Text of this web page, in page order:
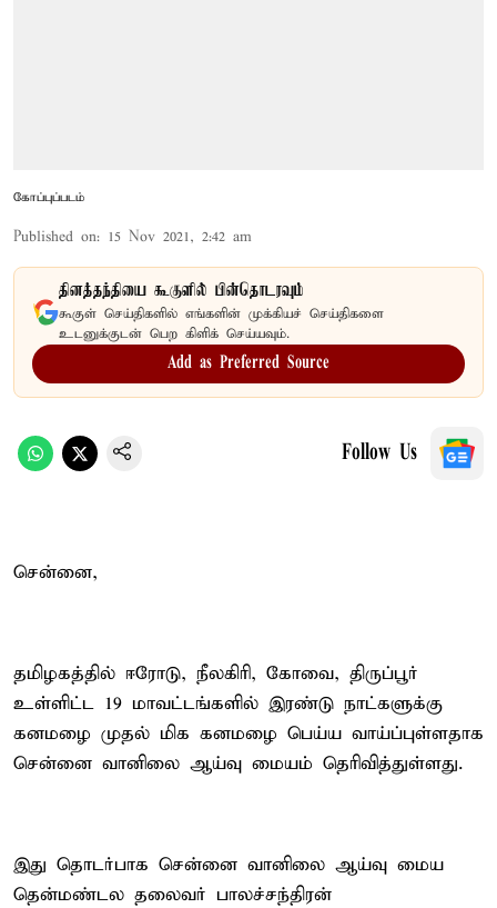
கோப்புப்படம்
Published on: 15 Nov 2021, 2:42 am
தினத்தந்தியை கூகுளில் பின்தொடரவும்
கூகுள் செய்திகளில் எங்களின் முக்கியச் செய்திகளை
உடனுக்குடன் பெற கிளிக் செய்யவும்.
Add as Preferred Source
Follow Us
சென்னை,
தமிழகத்தில் ஈரோடு, நீலகிரி, கோவை, திருப்பூர்
உள்ளிட்ட 19 மாவட்டங்களில் இரண்டு நாட்களுக்கு
கனமழை முதல் மிக கனமழை பெய்ய வாய்ப்புள்ளதாக
சென்னை வானிலை ஆய்வு மையம் தெரிவித்துள்ளது.
இது தொடர்பாக சென்னை வானிலை ஆய்வு மைய
தென்மண்டல தலைவர் பாலச்சந்திரன்